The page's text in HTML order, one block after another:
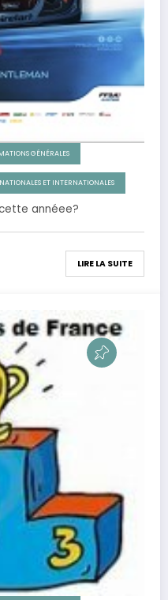
GÉNÉRALES
ET INTERNATIONALES
annéee?
LIRE LA SUITE